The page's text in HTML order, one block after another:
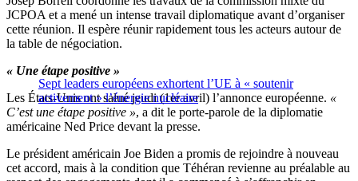
JCPOA et a mené un intense travail diplomatique avant d’organiser
cette réunion. Il espère réunir rapidement tous les acteurs autour de
la table de négociation.
Sept leaders européens exhortent l’UE à « soutenir
activement » l’énergie nucléaire
« Une étape positive »
Les États-Unis ont salué jeudi (1er avril) l’annonce européenne. «
C’est une étape positive », a dit le porte-parole de la diplomatie
américaine Ned Price devant la presse.
Le président américain Joe Biden a promis de rejoindre à nouveau
cet accord, mais à la condition que Téhéran revienne au préalable au